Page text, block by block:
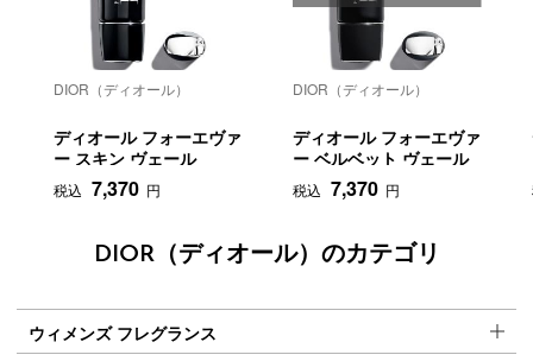
DIOR（ディオール）
ディオール フォーエヴァ
ー スキン ヴェール
税込 7,370 円
DIOR（ディオール）
ディオール フォーエヴァ
ー ベルベット ヴェール
税込 7,370 円
DIOR（ディオール）のカテゴリ
ウィメンズ フレグランス